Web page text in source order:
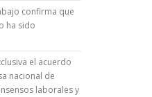
confirma que
ha sido
el acuerdo
nacional de
laborales y